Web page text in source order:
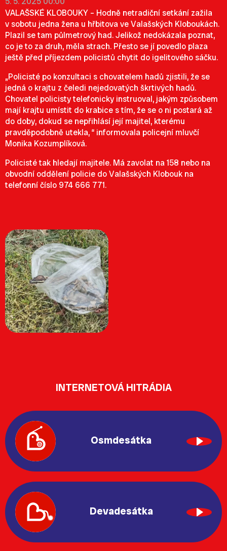
VALAŠSKÉ KLOBOUKY – Hodně netradiční setkání zažila
v sobotu jedna žena u hřbitova ve Valašských Kloboukách.
Plazil se tam půlmetrový had. Jelikož nedokázala poznat,
co je to za druh, měla strach. Přesto se jí povedlo plaza
ještě před příjezdem policistů chytit do igelitového sáčku.
„Policisté po konzultaci s chovatelem hadů zjistili, že se
jedná o krajtu z čeledi nejedovatých škrtivých hadů.
Chovatel policisty telefonicky instruoval, jakým způsobem
mají krajtu umístit do krabice s tím, že se o ni postará až
do doby, dokud se nepřihlásí její majitel, kterému
pravděpodobně utekla, “ informovala policejní mluvčí
Monika Kozumplíková.
Policisté tak hledají majitele. Má zavolat na 158 nebo na
obvodní oddělení policie do Valašských Klobouk na
telefonní číslo 974 666 771.
INTERNETOVÁ HITRÁDIA
Osmdesátka
Devadesátka